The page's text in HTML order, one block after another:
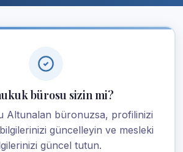
bürosu sizin mi?
Altunalan büronuzsa, profilinizi
güncelleyin ve mesleki
güncel tutun.